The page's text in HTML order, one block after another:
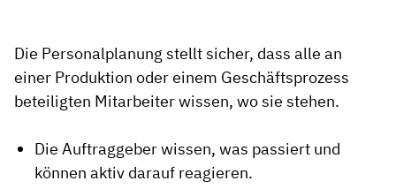
Die Personalplanung stellt sicher, dass alle an
einer Produktion oder einem Geschäftsprozess
beteiligten Mitarbeiter wissen, wo sie stehen.
Die Auftraggeber wissen, was passiert und
können aktiv darauf reagieren.